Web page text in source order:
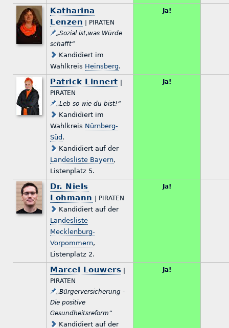
Katharina
Lenzen | PIRATEN
„Sozial ist,was Würde
schafft“
Kandidiert im
Wahlkreis Heinsberg.
Ja!
Patrick Linnert
PIRATEN
„Leb so wie du bist!“
Kandidiert im
Wahlkreis Nürnberg-
Süd .
Kandidiert auf der
Landesliste Bayern,
Listenplatz 5.
Ja!
Dr. Niels
Lohmann
| PIRATEN
Kandidiert auf der
Landesliste
Mecklenburg-
Vorpommern,
Listenplatz 2.
Ja!
Marcel Louwers
PIRATEN
„Bürgerversicherung -
Die positive
Gesundheitsreform“
Kandidiert auf der
Ja!